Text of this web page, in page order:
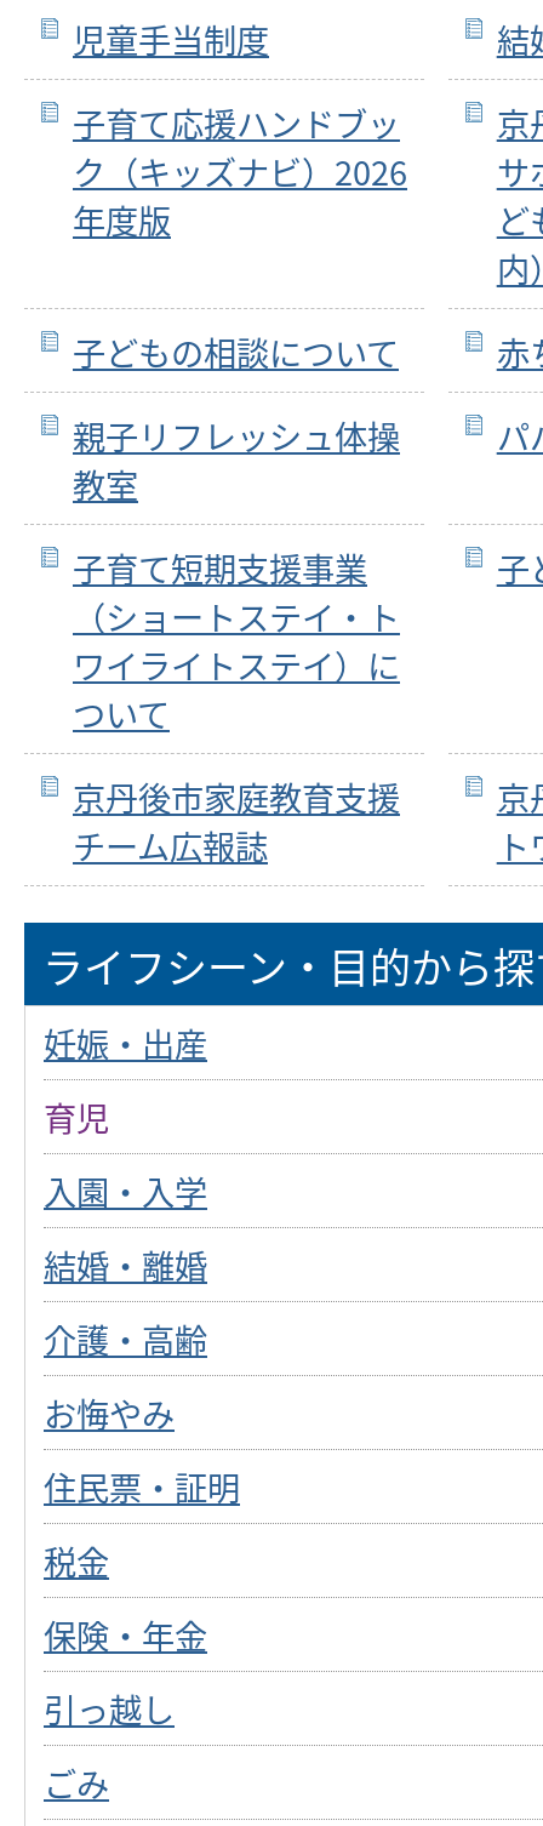
児童手当制度
結
子育て応援ハンドブッ
ク（キッズナビ）2026
年度版
京
サ
内
子どもの相談について
赤
親子リフレッシュ体操
教室
パ
子育て短期支援事業
（ショートステイ・ト
ワイライトステイ）に
ついて
子
京丹後市家庭教育支援
チーム広報誌
京
ライフシーン・目的から
妊娠・出産
育児
入園・入学
結婚・離婚
介護・高齢
お悔やみ
住民票・証明
税金
保険・年金
引っ越し
ごみ